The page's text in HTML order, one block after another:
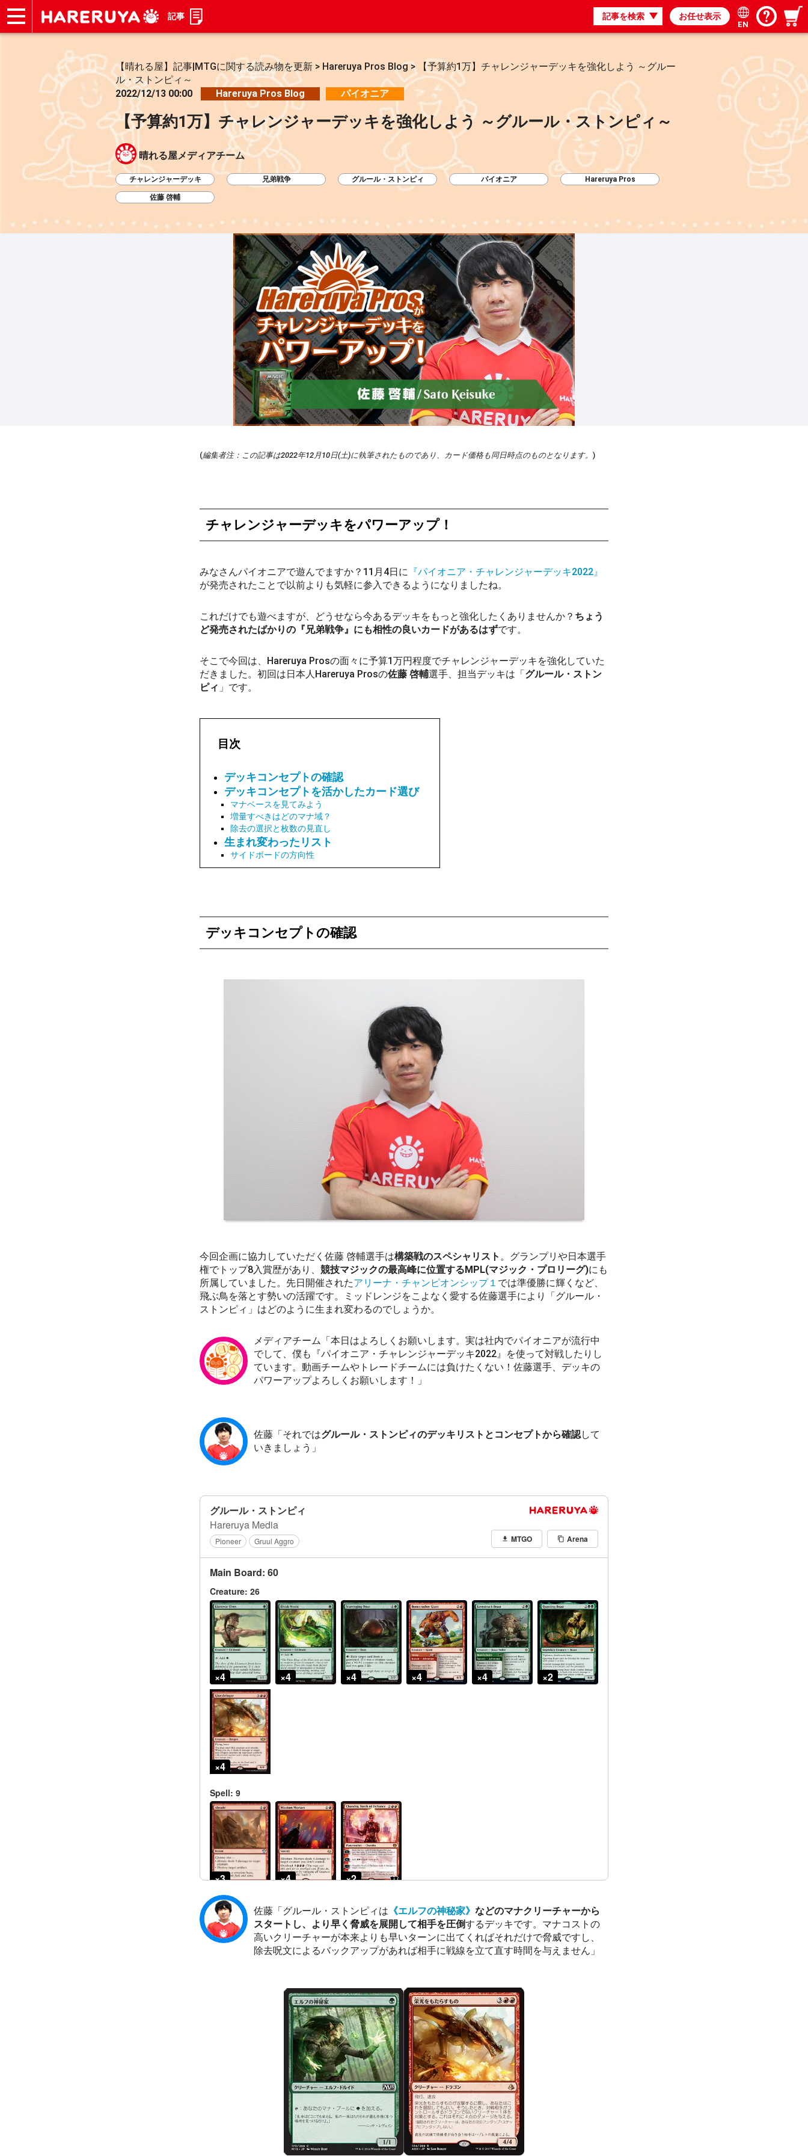
記事 記事を検索 お任せ表示
EN
【晴れる屋】記事|MTGに関する読み物を更新 > Hareruya Pros Blog>
【予算約1万】チャレンジャーデッキを強化しよう ～グルー
ル・ストンピィ～
2022/12/13 00:00
Hareruya Pros Blog パイオニア
【予算約1万】チャレンジャーデッキを強化しよう ～グルール・ストンピィ～
晴れる屋メディアチーム
チャレンジャーデッキ 兄弟戦争 グルール・ストンピィ パイオニア Hareruya Pros
佐藤 啓輔
(編集者注：この記事は2022年12月10日(土)に執筆されたものであり、カード価格も同日時点のものとなります。 )
チャレンジャーデッキをパワーアップ！
みなさんパイオニアで遊んでますか？11月4日に 『パイオニア・チャレンジャーデッキ2022』
が発売されたことで以前よりも気軽に参入できるようになりましたね。
これだけでも遊べますが、どうせなら今あるデッキをもっと強化したくありませんか？ ちょう
ど発売されたばかりの『兄弟戦争』にも相性の良いカードがあるはずです。
そこで今回は、Hareruya Prosの面々に予算1万円程度でチャレンジャーデッキを強化していた
だきました。初回は日本人Hareruya Prosの佐藤 啓輔選手、担当デッキは「グルール・ストン
ピィ 」です。
目次
デッキコンセプトの確認
デッキコンセプトを活かしたカード選び
マナベースを見てみよう
増量すべきはどのマナ域？
除去の選択と枚数の見直し
生まれ変わったリスト
サイドボードの方向性
デッキコンセプトの確認
今回企画に協力していただく佐藤 啓輔選手は構築戦のスペシャリスト 。グランプリや日本選手
権でトップ8入賞歴があり、 競技マジックの最高峰に位置するMPL(マジック・プロリーグ)にも
所属していました。先日開催されたアリーナ・チャンピオンシップ１ では準優勝に輝くなど、
飛ぶ鳥を落とす勢いの活躍です。ミッドレンジをこよなく愛する佐藤選手により「グルール・
ストンピィ」はどのように生まれ変わるのでしょうか。
メディアチーム「本日はよろしくお願いします。実は社内でパイオニアが流行中
でして、僕も『パイオニア・チャレンジャーデッキ2022』を使って対戦したりし
ています。動画チームやトレードチームには負けたくない！佐藤選手、デッキの
パワーアップよろしくお願いします！」
佐藤「それではグルール・ストンピィのデッキリストとコンセプトから確認して
いきましょう」
佐藤「グルール・ストンピィは 《エルフの神秘家》 などのマナクリーチャーから
スタートし、より早く脅威を展開して相手を圧倒するデッキです。マナコストの
高いクリーチャーが本来よりも早いターンに出てくればそれだけで脅威ですし、
除去呪文によるバックアップがあれば相手に戦線を立て直す時間を与えません」